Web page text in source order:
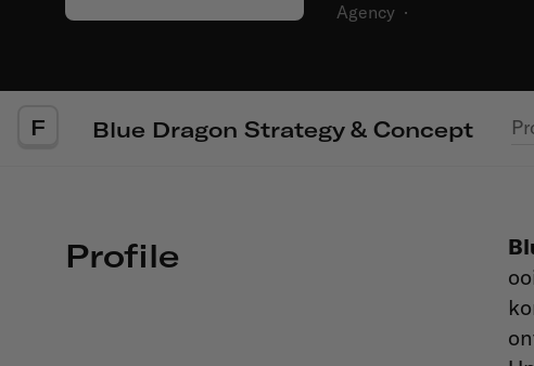
Agency ·
F Blue Dragon Strategy & Concept
Profile